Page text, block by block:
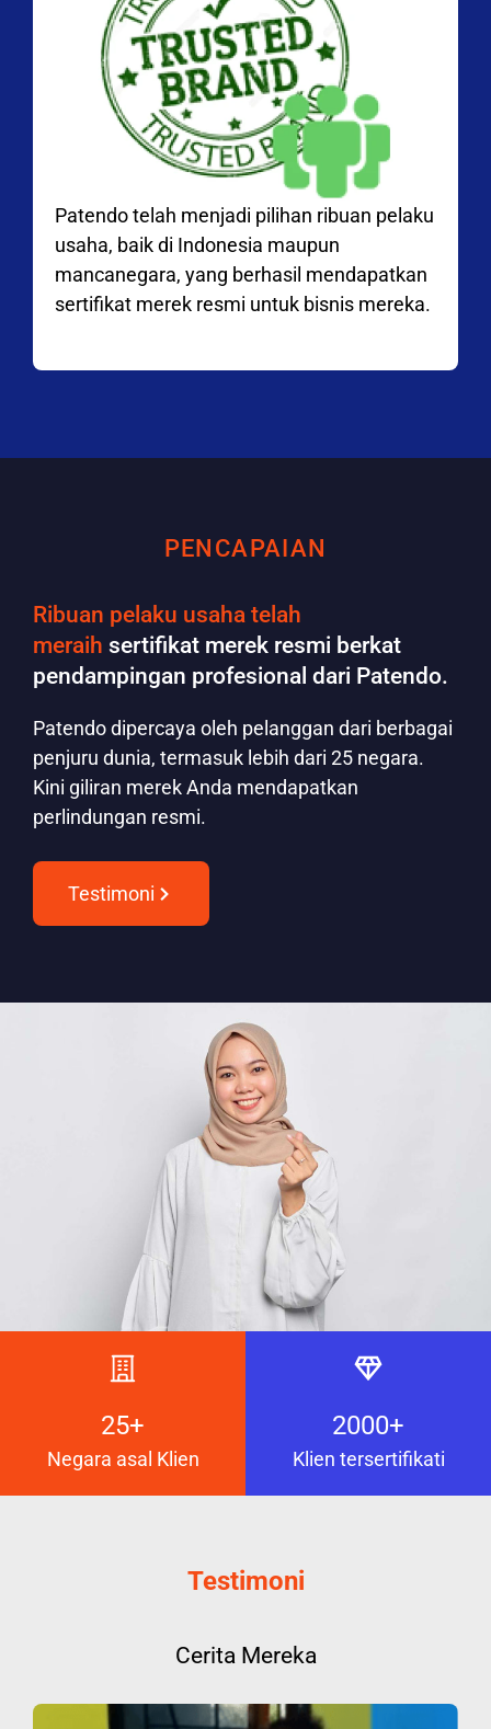
Patendo telah menjadi pilihan ribuan pelaku
usaha, baik di Indonesia maupun
mancanegara, yang berhasil mendapatkan
sertifikat merek resmi untuk bisnis mereka.
PENCAPAIAN
Ribuan pelaku usaha telah
meraih sertifikat merek resmi berkat
pendampingan profesional dari Patendo.
Patendo dipercaya oleh pelanggan dari berbagai
penjuru dunia, termasuk lebih dari 25 negara.
Kini giliran merek Anda mendapatkan
perlindungan resmi.
Testimoni
25+
Negara asal Klien
2000+
Klien tersertifikati
Testimoni
Cerita Mereka